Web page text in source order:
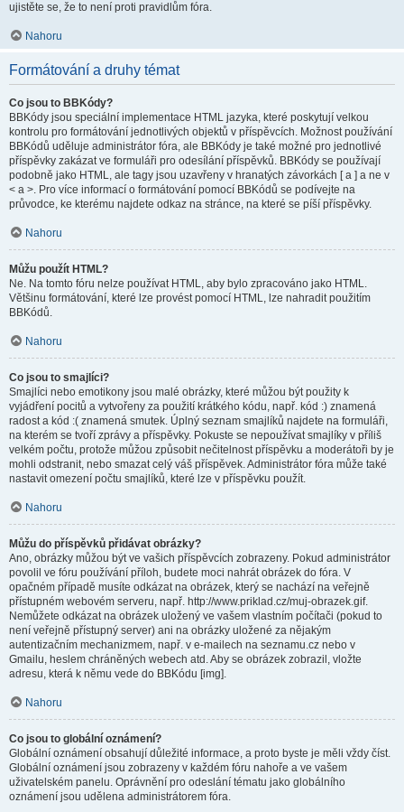
ujistěte se, že to není proti pravidlům fóra.
Nahoru
Formátování a druhy témat
Co jsou to BBKódy?
BBKódy jsou speciální implementace HTML jazyka, které poskytují velkou
kontrolu pro formátování jednotlivých objektů v příspěvcích. Možnost používání
BBKódů uděluje administrátor fóra, ale BBKódy je také možné pro jednotlivé
příspěvky zakázat ve formuláři pro odesílání příspěvků. BBKódy se používají
podobně jako HTML, ale tagy jsou uzavřeny v hranatých závorkách [ a ] a ne v
< a >. Pro více informací o formátování pomocí BBKódů se podívejte na
průvodce, ke kterému najdete odkaz na stránce, na které se píší příspěvky.
Nahoru
Můžu použít HTML?
Ne. Na tomto fóru nelze používat HTML, aby bylo zpracováno jako HTML.
Většinu formátování, které lze provést pomocí HTML, lze nahradit použitím
BBKódů.
Nahoru
Co jsou to smajlíci?
Smajlíci nebo emotikony jsou malé obrázky, které můžou být použity k
vyjádření pocitů a vytvořeny za použití krátkého kódu, např. kód :) znamená
radost a kód :( znamená smutek. Úplný seznam smajlíků najdete na formuláři,
na kterém se tvoří zprávy a příspěvky. Pokuste se nepoužívat smajlíky v příliš
velkém počtu, protože můžou způsobit nečitelnost příspěvku a moderátoři by je
mohli odstranit, nebo smazat celý váš příspěvek. Administrátor fóra může také
nastavit omezení počtu smajlíků, které lze v příspěvku použít.
Nahoru
Můžu do příspěvků přidávat obrázky?
Ano, obrázky můžou být ve vašich příspěvcích zobrazeny. Pokud administrátor
povolil ve fóru používání příloh, budete moci nahrát obrázek do fóra. V
opačném případě musíte odkázat na obrázek, který se nachází na veřejně
přístupném webovém serveru, např. http://www.priklad.cz/muj-obrazek.gif.
Nemůžete odkázat na obrázek uložený ve vašem vlastním počítači (pokud to
není veřejně přístupný server) ani na obrázky uložené za nějakým
autentizačním mechanizmem, např. v e-mailech na seznamu.cz nebo v
Gmailu, heslem chráněných webech atd. Aby se obrázek zobrazil, vložte
adresu, která k němu vede do BBKódu [img].
Nahoru
Co jsou to globální oznámení?
Globální oznámení obsahují důležité informace, a proto byste je měli vždy číst.
Globální oznámení jsou zobrazeny v každém fóru nahoře a ve vašem
uživatelském panelu. Oprávnění pro odeslání tématu jako globálního
oznámení jsou udělena administrátorem fóra.